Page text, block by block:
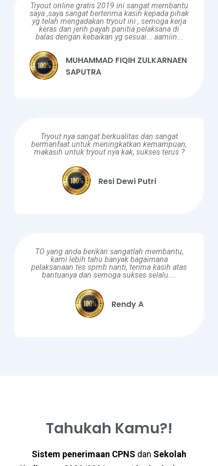
Tryout online gratis 2019 ini sangat membantu
saya ,saya sangat berterima kasih kepada pihak
yg telah mengadakan tryout ini , semoga kerja
keras dan jerih payah panitia pelaksana di
balas dengan kebaikan yg sesuai... aamiin...
MUHAMMAD FIQIH ZULKARNAEN
SAPUTRA
Tryout nya sangat berkualitas dan sangat
bermanfaat untuk meningkatkan kemampuan,
makasih untuk tryout nya kak, sukses terus ?
Resi Dewi Putri
TO yang anda berikan sangatlah membantu,
kami lebih tahu banyak bagaimana
pelaksanaan tes spmb nanti, terima kasih atas
bantuanya dan semoga sukses selalu....
Rendy A
Tahukah Kamu?!
Sistem penerimaan CPNS dan Sekolah